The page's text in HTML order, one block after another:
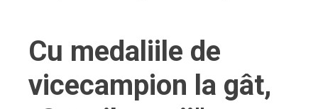
Cu medaliile de
vicecampion la gât,